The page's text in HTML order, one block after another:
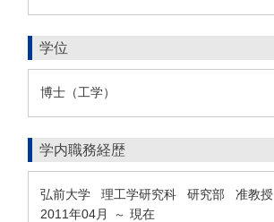
学位
博士（工学）
学内職務経歴
弘前大学 理工学研究科 研究部 准教授
2011年04月
～ 現在